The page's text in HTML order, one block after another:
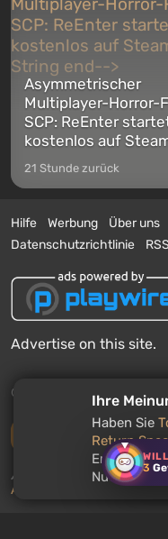
3
Asymmetrischer
Multiplayer-Horror-
SCP: ReEnter
kostenlos auf
21 Stunde zurück
Hilfe Werbung Über uns
Datenschutzrichtlinie
Advertise on this site.
© 2011 - 2026 VGTimes
Vollständige Version
Push-
Aktivieren
Ihre
Haben Sie
Return
Empfehlen
Nutzern?